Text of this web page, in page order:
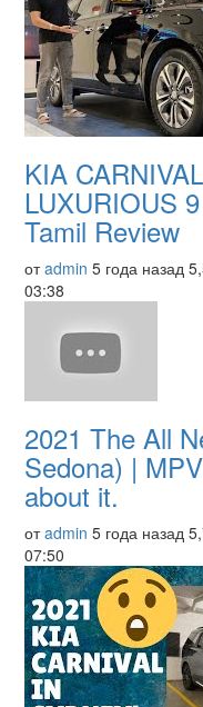
KIA
LUXURIOUS
Tamil Review
отadmin 5 года назад
03:38
2021 The All
Sedona) |
about it.
отadmin 5 года назад
07:50